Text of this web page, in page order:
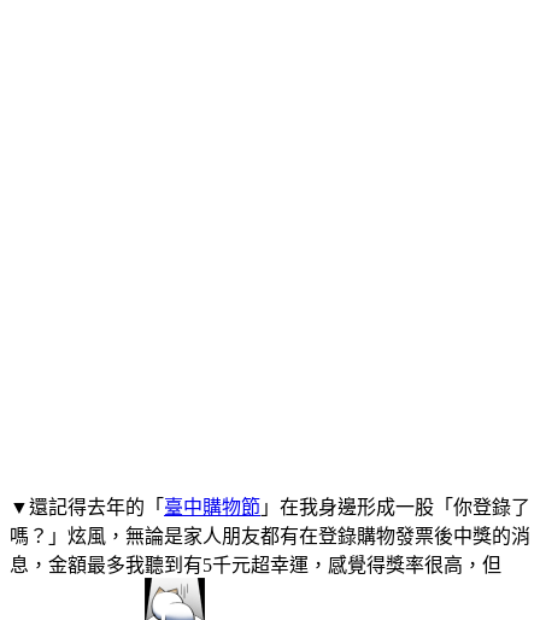
▼還記得去年的「 臺中購物節 」在我身邊形成一股「你登錄了
嗎？」炫風，無論是家人朋友都有在登錄購物發票後中獎的消
息，金額最多我聽到有5千元超幸運，感覺得獎率很高，但